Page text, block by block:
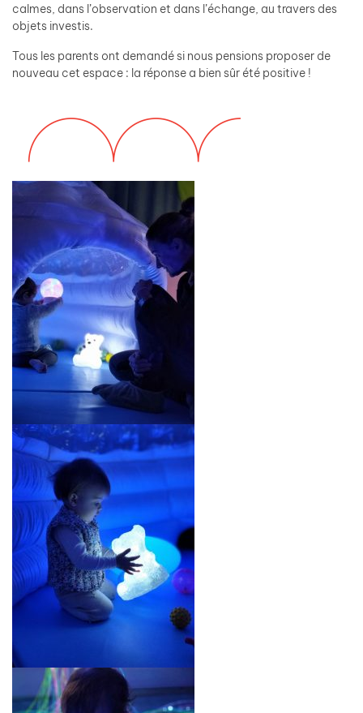
calmes, dans l’observation et dans l’échange, au travers des
objets investis.
Tous les parents ont demandé si nous pensions proposer de
nouveau cet espace : la réponse a bien sûr été positive !